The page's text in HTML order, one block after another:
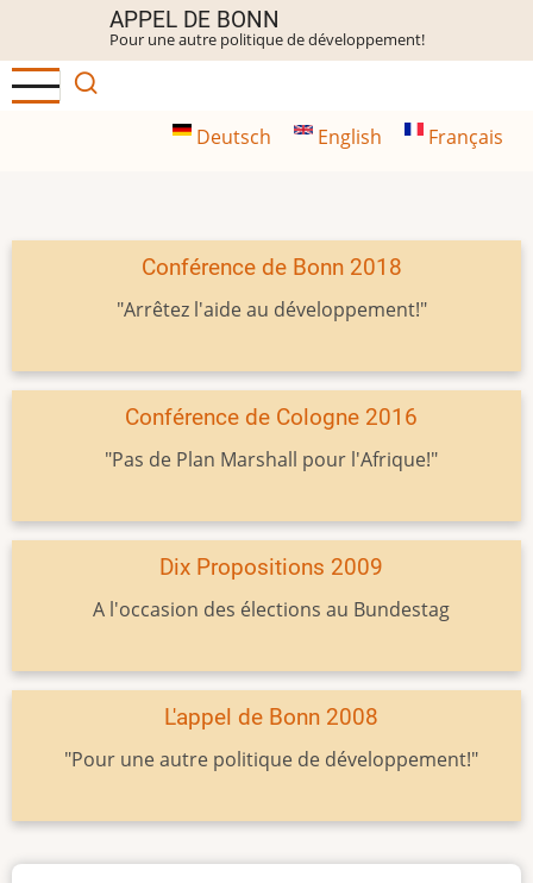
contenu
principal
APPEL DE BONN
Pour une autre politique de développement!
Deutsch English Français
Conférence de Bonn 2018
"Arrêtez l'aide au développement!"
Conférence de Cologne 2016
"Pas de Plan Marshall pour l'Afrique!"
Dix Propositions 2009
A l'occasion des élections au Bundestag
L'appel de Bonn 2008
"Pour une autre politique de développement!"